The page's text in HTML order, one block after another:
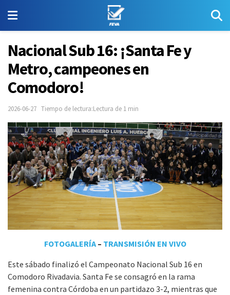
Nacional Sub 16: ¡Santa Fe y
Metro, campeones en
Comodoro!
2026-06-27 Tiempo de lectura:Lectura de 1 min
FOTOGALERÍA– TRANSMISIÓN EN VIVO
Este sábado finalizó el Campeonato Nacional Sub 16 en
Comodoro Rivadavia. Santa Fe se consagró en la rama
femenina contra Córdoba en un partidazo 3-2, mientras que